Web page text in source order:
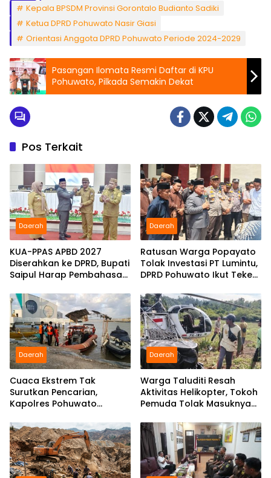
Kepala BPSDM Provinsi Gorontalo Budianto Sadiki
Ketua DPRD Pohuwato Nasir Giasi
Orientasi Anggota DPRD Pohuwato Periode 2024-2029
Pasangan Ilomata Resmi Daftar di KPU
Pohuwato, Pilkada Semakin Dekat
Pos Terkait
Daerah
KUA-PPAS APBD 2027
Diserahkan ke DPRD, Bupati
Saipul Harap Pembahasan
Daerah
Ratusan Warga Popayato
Tolak Investasi PT Lumintu,
DPRD Pohuwato Ikut Teken
Daerah
Cuaca Ekstrem Tak
Surutkan Pencarian,
Kapolres Pohuwato
Temukan Speedboat
Hilang
Daerah
Warga Taluditi Resah
Aktivitas Helikopter, Tokoh
Pemuda Tolak Masuknya